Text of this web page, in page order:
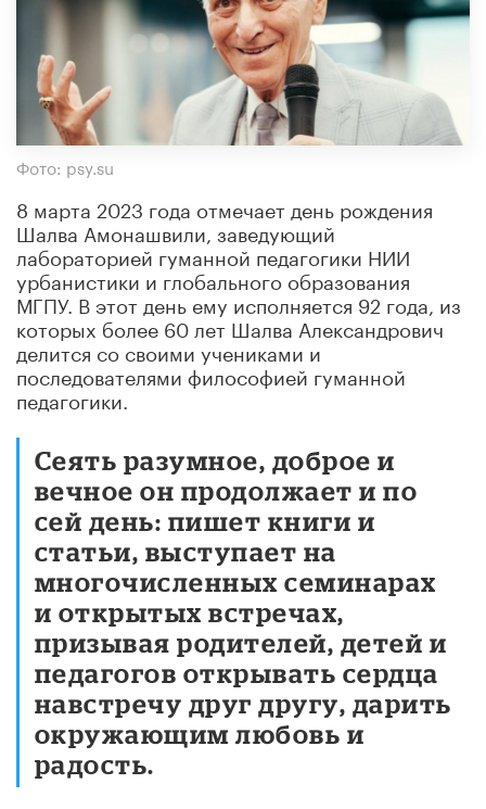
Фото: psy.su
8 марта 2023 года отмечает день рождения
Шалва Амонашвили, заведующий
лабораторией гуманной педагогики НИИ
урбанистики и глобального образования
МГПУ. В этот день ему исполняется 92 года, из
которых более 60 лет Шалва Александрович
делится со своими учениками и
последователями философией гуманной
педагогики.
Сеять разумное, доброе и
вечное он продолжает и по
сей день: пишет книги и
статьи, выступает на
многочисленных семинарах
и открытых встречах,
призывая родителей, детей и
педагогов открывать сердца
навстречу друг другу, дарить
окружающим любовь и
радость.